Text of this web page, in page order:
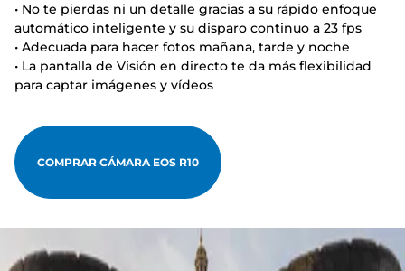
• No te pierdas ni un detalle gracias a su rápido enfoque
automático inteligente y su disparo continuo a 23 fps
• Adecuada para hacer fotos mañana, tarde y noche
• La pantalla de Visión en directo te da más flexibilidad
para captar imágenes y vídeos
COMPRAR CÁMARA EOS R10